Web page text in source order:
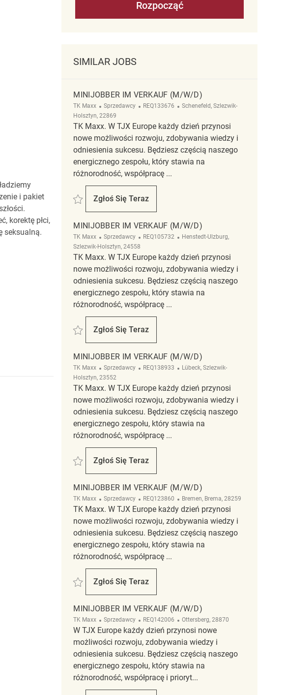
i pakiet
korektę płci,
seksualną.
Rozpocząć
SIMILAR JOBS
MINIJOBBER IM VERKAUF (M/W/D)
TK Maxx Kategoria
Sprzedawcy ReqId
REQ133676 Lokalizacja
Schenefeld, Szlezwik-
Holsztyn, 22869
TK Maxx. W TJX Europe każdy dzień przynosi
nowe możliwości rozwoju, zdobywania wiedzy i
odniesienia sukcesu. Będziesz częścią naszego
energicznego zespołu, który stawia na
różnorodność, współpracę ...
Zapisać Minijobber im Verkauf (m/w/d) REQ133676
Zgłoś Się Teraz
Minijobber Im Verkauf (m/w/d)
MINIJOBBER IM VERKAUF (M/W/D)
TK Maxx Kategoria
Sprzedawcy ReqId
REQ105732 Lokalizacja
Henstedt-Ulzburg,
Szlezwik-Holsztyn, 24558
TK Maxx. W TJX Europe każdy dzień przynosi
nowe możliwości rozwoju, zdobywania wiedzy i
odniesienia sukcesu. Będziesz częścią naszego
energicznego zespołu, który stawia na
różnorodność, współpracę ...
Zapisać Minijobber im Verkauf (m/w/d) REQ105732
Zgłoś Się Teraz
Minijobber Im Verkauf (m/w/d)
MINIJOBBER IM VERKAUF (M/W/D)
TK Maxx Kategoria
Sprzedawcy ReqId
REQ138933 Lokalizacja
Lübeck, Szlezwik-
Holsztyn, 23552
TK Maxx. W TJX Europe każdy dzień przynosi
nowe możliwości rozwoju, zdobywania wiedzy i
odniesienia sukcesu. Będziesz częścią naszego
energicznego zespołu, który stawia na
różnorodność, współpracę ...
Zapisać Minijobber im Verkauf (m/w/d) REQ138933
Zgłoś Się Teraz
Minijobber Im Verkauf (m/w/d)
MINIJOBBER IM VERKAUF (M/W/D)
TK Maxx Kategoria
Sprzedawcy ReqId
REQ123860 Lokalizacja
Bremen, Brema, 28259
TK Maxx. W TJX Europe każdy dzień przynosi
nowe możliwości rozwoju, zdobywania wiedzy i
odniesienia sukcesu. Będziesz częścią naszego
energicznego zespołu, który stawia na
różnorodność, współpracę ...
Zapisać Minijobber im Verkauf (m/w/d) REQ123860
Zgłoś Się Teraz
Minijobber Im Verkauf (m/w/d)
MINIJOBBER IM VERKAUF (M/W/D)
TK Maxx Kategoria
Sprzedawcy ReqId
REQ142006 Lokalizacja
Ottersberg, 28870
W TJX Europe każdy dzień przynosi nowe
możliwości rozwoju, zdobywania wiedzy i
odniesienia sukcesu. Będziesz częścią naszego
energicznego zespołu, który stawia na
różnorodność, współpracę i prioryt...